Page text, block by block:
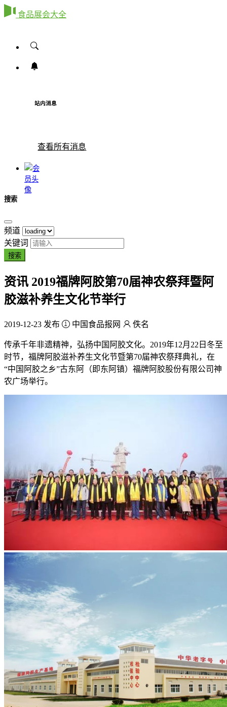
食品展会大全
站内消息
查看所有消息
搜索
频道
关键词
搜索
资讯2019福牌阿胶第70届神农祭拜暨阿
胶滋补养生文化节举行
2019-12-23 发布 中国食品报网 佚名
传承千年非遗精神，弘扬中国阿胶文化。2019年12月22日冬至
时节，福牌阿胶滋补养生文化节暨第70届神农祭拜典礼，在
“中国阿胶之乡”古东阿（即东阿镇）福牌阿胶股份有限公司神
农广场举行。